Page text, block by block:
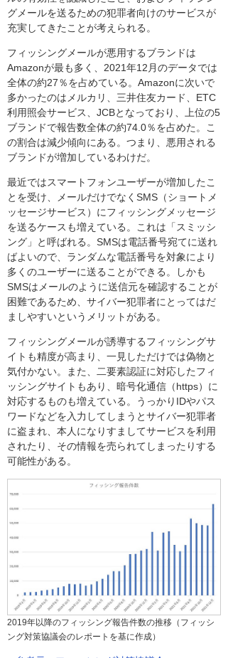
グメールを送るための犯罪者向けのサービスが
充実してきたことが考えられる。
フィッシングメールが悪用するブランドは
Amazonが最も多く、2021年12月のデータでは
全体の約27％を占めている。Amazonに次いで
多かったのはメルカリ、三井住友カード、ETC
利用照会サービス、JCBとなっており、上位の5
ブランドで報告数全体の約74.0％を占めた。こ
の割合は減少傾向にある。つまり、悪用される
ブランドが増加しているわけだ。
最近ではスマートフォンユーザーが増加したこ
とを受け、メールだけでなくSMS（ショートメ
ッセージサービス）にフィッシングメッセージ
を送るケースも増えている。これは「スミッシ
ング」と呼ばれる。SMSは電話番号宛てに送れ
ばよいので、ランダムな電話番号を対象により
多くのユーザーに送ることができる。しかも
SMSはメールのように送信元を確認することが
困難であるため、サイバー犯罪者にとってはだ
ましやすいというメリットがある。
フィッシングメールが誘導するフィッシングサ
イトも精度が高まり、一見しただけでは偽物と
気付かない。また、二要素認証に対応したフィ
ッシングサイトもあり、暗号化通信（https）に
対応するものも増えている。うっかりIDやパス
ワードなどを入力してしまうとサイバー犯罪者
に盗まれ、本人になりすましてサービスを利用
されたり、その情報を売られてしまったりする
可能性がある。
2019年以降のフィッシング報告件数の推移（フィッシ
ング対策協議会のレポートを基に作成）